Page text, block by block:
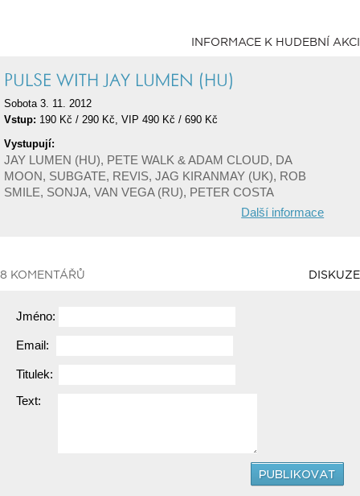
INFORMACE K HUDEBNÍ AKCI
PULSE WITH JAY LUMEN (HU)
Sobota 3. 11. 2012
Vstup: 190 Kč / 290 Kč, VIP 490 Kč / 690 Kč
Vystupují:
JAY LUMEN (HU), PETE WALK & ADAM CLOUD, DA
MOON, SUBGATE, REVIS, JAG KIRANMAY (UK), ROB
SMILE, SONJA, VAN VEGA (RU), PETER COSTA
Další informace
8 KOMENTÁŘŮ DISKUZE
Jméno:
Email:
Titulek:
Text: